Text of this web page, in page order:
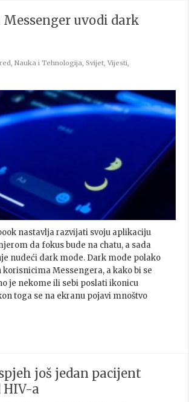
Messenger uvodi dark
,Nauka i Tehnologija ,Svijet ,Vijesti
nastavlja razvijati svoju aplikaciju
da fokus bude na chatu, a sada
nudeći dark mode. Dark mode polako
Messengera, a kako bi se
je nekome ili sebi poslati ikonicu
toga se na ekranu pojavi mnoštvo
još jedan pacijent
HIV-a